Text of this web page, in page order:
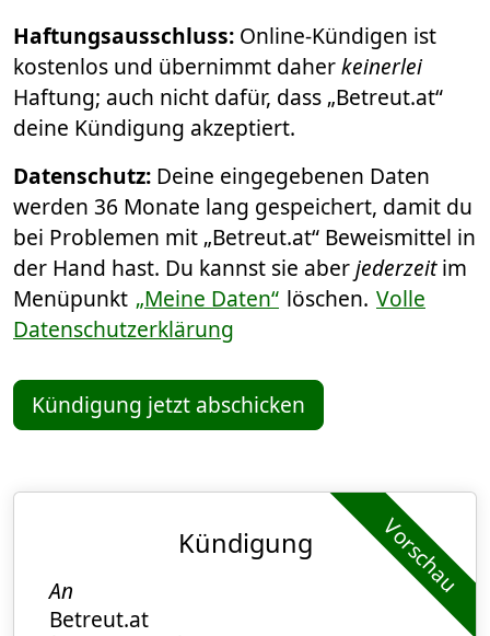
Haftungsausschluss: Online-Kündigen ist
kostenlos und übernimmt daherkeinerlei
Haftung; auch nicht dafür, dass „Betreut.at“
deine Kündigung akzeptiert.
Datenschutz: Deine eingegebenen Daten
werden 36 Monate lang gespeichert, damit du
bei Problemen mit „Betreut.at“ Beweismittel in
der Hand hast. Du kannst sie aberjederzeitim
Menüpunkt „Meine Daten“ löschen. Volle
Datenschutzerklärung
Kündigung jetzt abschicken
Vorschau
Kündigung
An
Betreut.at